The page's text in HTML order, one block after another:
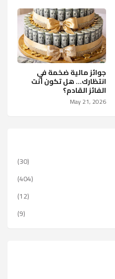
جوائز مالية ضخمة في
انتظارك… هل تكون أنت
الفائز القادم؟
May 21, 2026
(30)
(404)
(12)
(9)